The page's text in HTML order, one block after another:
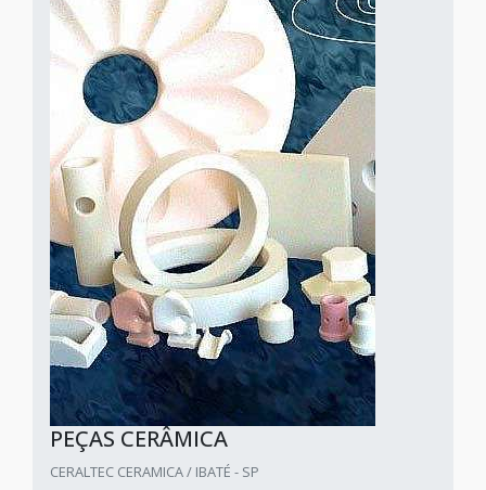
PEÇAS CERÂMICA
CERALTEC CERAMICA / IBATÉ - SP